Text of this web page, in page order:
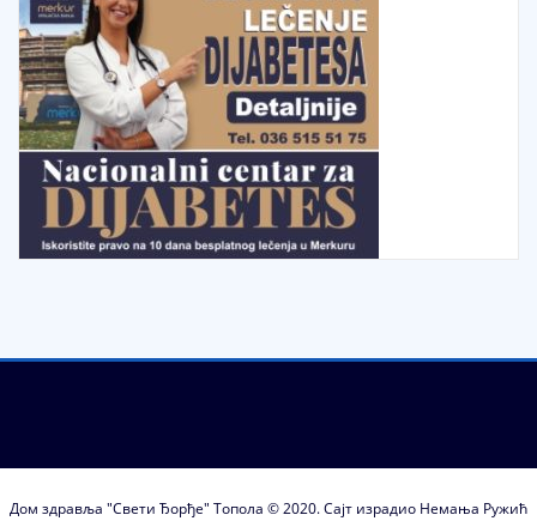
Дом здравља "Свети Ђорђе" Топола © 2020. Сајт израдио Немања Ружић